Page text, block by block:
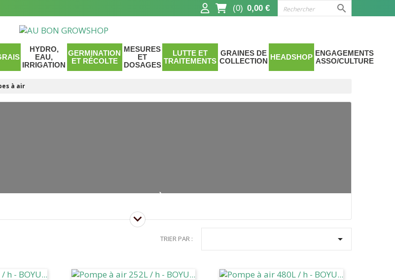
(0) 0,00 € 
HYDRO,
EAU,
IRRIGATION
GERMINATION
ET RÉCOLTE
MESURES
ET
DOSAGES
LUTTE ET
TRAITEMENTS
GRAINES DE
COLLECTION HEADSHOP ENGAGEMENTS
ASSO/CULTURE
à air
TRIER PAR : 